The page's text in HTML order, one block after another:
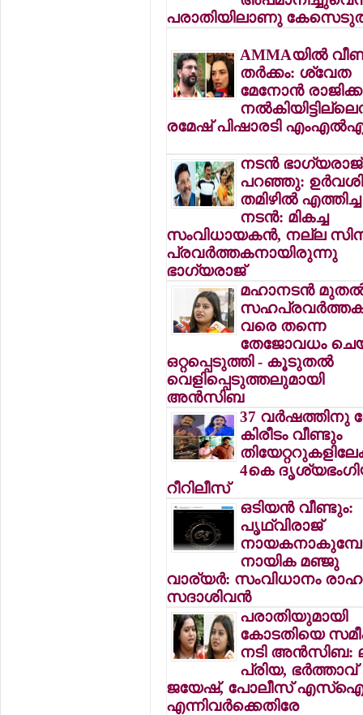
പരാതിയിലാണു
AMMAയില്‍
തര്‍ക്കം: ശ്വേത
മേനോന്‍
രമേഷ് പിഷാരടി
നടന്‍ ഭാഗ്യരാജ്
പറഞ്ഞു:
തമിഴില്‍ എത്തിച്ച
നടന്‍: മികച്ച
സംവിധായകന്‍, നല്ല
പ്രവര്‍ത്തകനായിരുന്നു
ഭാഗ്യരാജ്
മഹാനടന്‍
വരെ തന്നെ
തേജോവധം
ഒറ്റപ്പെടുത്തി - കൂടുതല്‍
വെളിപ്പെടുത്തലുമായി
അന്‍സിബ
37 വര്‍ഷത്തിനു
കിരീടം വീണ്ടും
4കെ
റീറിലീസ്
ഒടിയന്‍ വീണ്ടും:
പൃഥ്വിരാജ്
നായിക മഞ്ജു
വാര്യര്‍: സംവിധാനം
സദാശിവന്‍
പരാതിയുമായി
കോടതിയെ
നടി അന്‍സിബ:
പ്രിയ, ഭര്‍ത്താവ്
ജയേഷ്, പോലീസ്
എന്നിവര്‍ക്കെതിരേ